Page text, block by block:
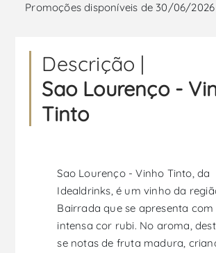
Promoções disponíveis de 30/06/
Descrição |
Sao Lourenço -
Tinto
Sao Lourenço - Vinho Tinto, da
Idealdrinks, é um vinho da
Bairrada que se apresenta com
intensa cor rubi. No aroma,
se notas de fruta madura,